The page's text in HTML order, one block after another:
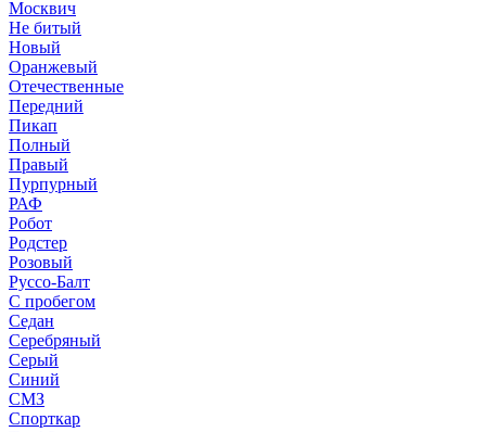
Москвич
Не битый
Новый
Оранжевый
Отечественные
Передний
Пикап
Полный
Правый
Пурпурный
РАФ
Робот
Родстер
Розовый
Руссо-Балт
С пробегом
Седан
Серебряный
Серый
Синий
СМЗ
Спорткар